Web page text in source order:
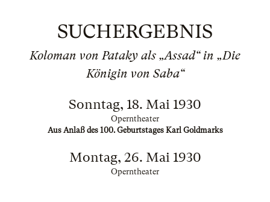
SUCHERGEBNIS
Koloman von Pataky als „Assad“ in „Die
Königin von Saba“
Sonntag, 18. Mai 1930
Operntheater
Aus Anlaß des 100. Geburtstages Karl Goldmarks
Montag, 26. Mai 1930
Operntheater